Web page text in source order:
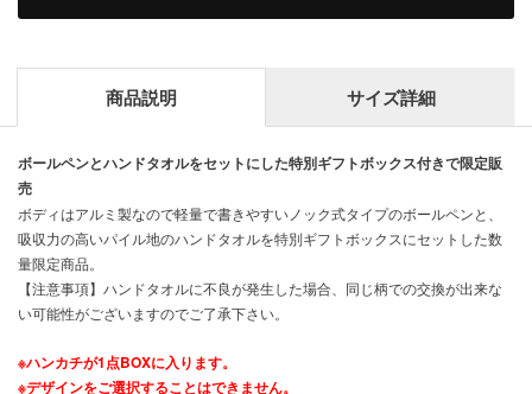
商品説明 サイズ詳細
ボールペンとハンドタオルをセットにした特別ギフトボックス付きで限定販
売
ボディはアルミ製なので軽量で書きやすいノック式タイプのボールペンと、
吸収力の高いパイル地のハンドタオルを特別ギフトボックスにセットした数
量限定商品。
【注意事項】ハンドタオルに不良が発生した場合、同じ柄での交換が出来な
い可能性がございますのでご了承下さい。
※ハンカチが1点BOXに入ります。
※デザインをご選択することはできません。